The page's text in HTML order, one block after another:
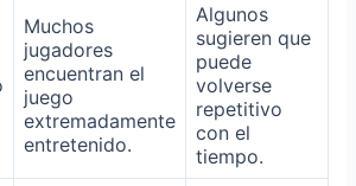
Muchos
jugadores
encuentran el
juego
extremadamente
entretenido.
Algunos
sugieren que
puede
volverse
repetitivo
con el
tiempo.